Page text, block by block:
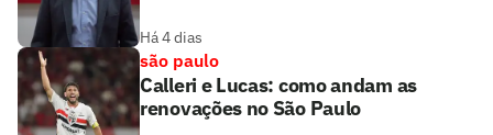
Há 4 dias
são paulo
Calleri e Lucas: como andam as
renovações no São Paulo